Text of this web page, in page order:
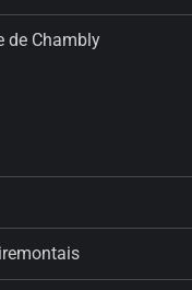
de Chambly